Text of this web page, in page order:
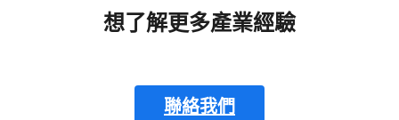
想了解更多產業經驗
聯絡我們